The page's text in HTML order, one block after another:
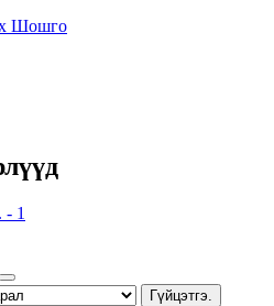
Шошго
- 1
Гүйцэтгэ.